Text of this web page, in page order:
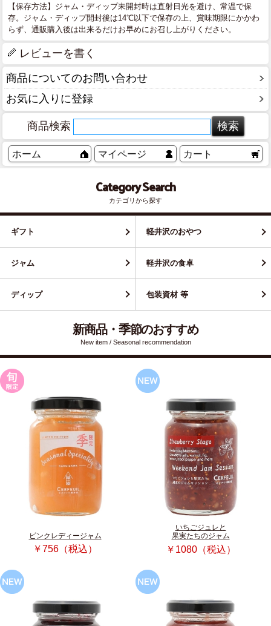
【保存方法】ジャム・ディップ未開封時は直射日光を避け、常温で保
存。ジャム・ディップ開封後は14℃以下で保存の上、賞味期限にかかわ
らず、通販購入後は出来るだけお早めにお召し上がりください。
レビューを書く
商品についてのお問い合わせ
お気に入りに登録
商品検索
ホーム マイページ カート
Category Search
カテゴリから探す
ギフト 軽井沢のおやつ
ジャム 軽井沢の食卓
ディップ 包装資材 等
新商品・季節のおすすめ
New item / Seasonal recommendation
ピンクレディージャム
￥756（税込）
いちごジュレと
果実たちのジャム
￥1080（税込）